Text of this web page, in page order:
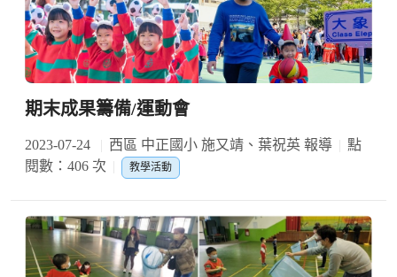
期末成果籌備/運動會
2023-07-24 西區 中正國小 施又靖、葉祝英 報導
點
閱數：406 次
教學活動